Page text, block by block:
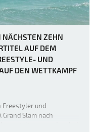
NÄCHSTEN ZEHN
AUF DEM
UND
DEN WETTKAMPF
Freestyler und
Slam nach